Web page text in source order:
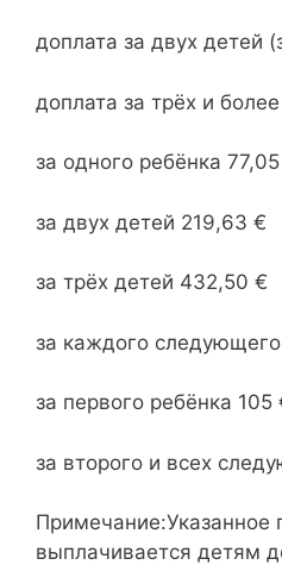
доплата за двух детей
доплата за трёх и
за одного ребёнка
за двух детей 219,63 €
за трёх детей 432,50 €
за каждого
за первого ребёнка 105
за второго и всех
Примечание:Указанное
выплачивается детям